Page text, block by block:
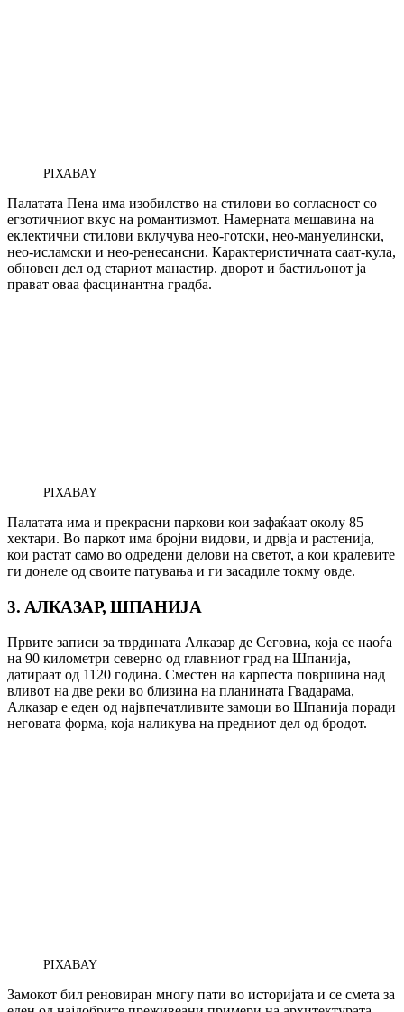
PIXABAY
Палатата Пена има изобилство на стилови во согласност со
егзотичниот вкус на романтизмот. Намерната мешавина на
еклектични стилови вклучува нео-готски, нео-мануелински,
нео-исламски и нео-ренесансни. Карактеристичната саат-кула,
обновен дел од стариот манастир. дворот и бастиљонот ја
прават оваа фасцинантна градба.
PIXABAY
Палатата има и прекрасни паркови кои зафаќаат околу 85
хектари. Во паркот има бројни видови, и дрвја и растенија,
кои растат само во одредени делови на светот, а кои кралевите
ги донеле од своите патувања и ги засадиле токму овде.
3. АЛКАЗАР, ШПАНИЈА
Првите записи за тврдината Алказар де Сеговиа, која се наоѓа
на 90 километри северно од главниот град на Шпанија,
датираат од 1120 година. Сместен на карпеста површина над
вливот на две реки во близина на планината Гвадарама,
Алказар е еден од највпечатливите замоци во Шпанија поради
неговата форма, која наликува на предниот дел од бродот.
PIXABAY
Замокот бил реновиран многу пати во историјата и се смета за